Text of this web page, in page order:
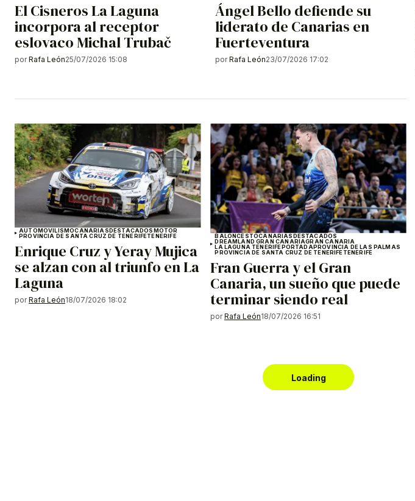
El Cisneros La Laguna
incorpora al receptor
eslovaco Michal Trubač
por Rafa León25/07/2026 15:08
Ángel Bello defiende su
liderato de Canarias en
Fuerteventura
por Rafa León23/07/2026 17:02
AUTOMOVILISMOCANARIASDESTACADOSMOTOR
PROVINCIA DE SANTA CRUZ DE TENERIFETENERIFE
Enrique Cruz y Yeray Mujica
se alzan con al triunfo en La
Laguna
por Rafa León18/07/2026 18:02
BALONCESTOCANARIASDESTACADOS
DREAMLAND GRAN CANARIAGRAN CANARIA
LA LAGUNA TENERIFEPORTADAPROVINCIA DE LAS PALMAS
PROVINCIA DE SANTA CRUZ DE TENERIFETENERIFE
Fran Guerra y el Gran
Canaria, un sueño que puede
terminar siendo real
por Rafa León18/07/2026 16:51
Loading